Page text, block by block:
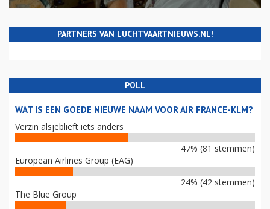
PARTNERS VAN LUCHTVAARTNIEUWS.NL!
POLL
WAT IS EEN GOEDE NIEUWE NAAM VOOR AIR FRANCE-KLM?
Verzin alsjeblieft iets anders
47% (81 stemmen)
European Airlines Group (EAG)
24% (42 stemmen)
The Blue Group